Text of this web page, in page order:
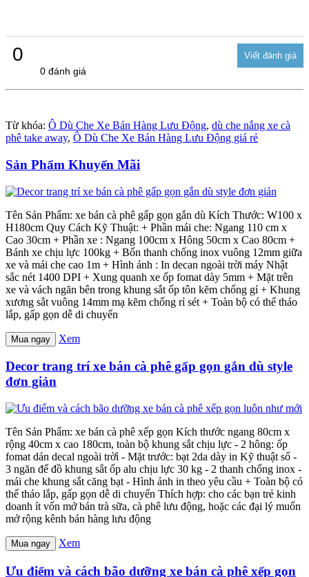
0
0 đánh giá
Từ khóa: Ô Dù Che Xe Bán Hàng Lưu Động, dù che nắng xe cà
phê take away, Ô Dù Che Xe Bán Hàng Lưu Động giá rẻ
Sản Phẩm Khuyến Mãi
Tên Sản Phẩm: xe bán cà phê gấp gọn gắn dù Kích Thước: W100 x
H180cm Quy Cách Kỹ Thuật: + Phần mái che: Ngang 110 cm x
Cao 30cm + Phần xe : Ngang 100cm x Hông 50cm x Cao 80cm +
Bánh xe chịu lực 100kg + Bốn thanh chống inox vuông 12mm giữa
xe và mái che cao 1m + Hình ảnh : In decan ngoài trời máy Nhật
sắc nét 1400 DPI + Xung quanh xe ốp fomat dày 5mm + Mặt trên
xe và vách ngăn bên trong khung sắt ốp tôn kẽm chống gỉ + Khung
xương sắt vuông 14mm mạ kẽm chống rỉ sét + Toàn bộ có thể tháo
lắp, gấp gọn dễ di chuyển
Mua ngay Xem
Decor trang trí xe bán cà phê gấp gọn gắn dù style
đơn giản
Tên Sản Phẩm: xe bán cà phê xếp gọn Kích thước ngang 80cm x
rộng 40cm x cao 180cm, toàn bộ khung sắt chịu lực - 2 hông: ốp
fomat dán decal ngoài trờì - Mặt trước: bạt 2da dày in Kỹ thuật số -
3 ngăn để đồ khung sắt ốp alu chịu lực 30 kg - 2 thanh chống inox -
mái che khung sắt căng bạt - Hình ảnh in theo yêu cầu + Toàn bộ có
thể tháo lắp, gấp gọn dễ di chuyển Thích hợp: cho các bạn trẻ kinh
doanh ít vốn mở bán trà sữa, cà phê lưu động, hoặc các đại lý muốn
mở rộng kênh bán hàng lưu động
Mua ngay Xem
Ưu điểm và cách bão dưỡng xe bán cà phê xếp gọn